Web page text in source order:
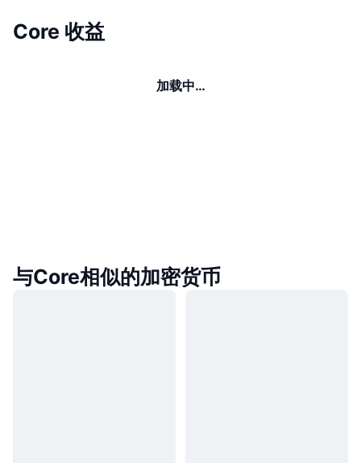
Core 收益
加载中…
与Core相似的加密货币